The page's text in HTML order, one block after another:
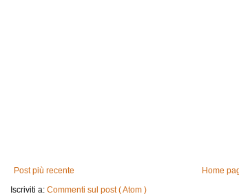
Post più recente
Home
Iscriviti a: Commenti sul post ( Atom )